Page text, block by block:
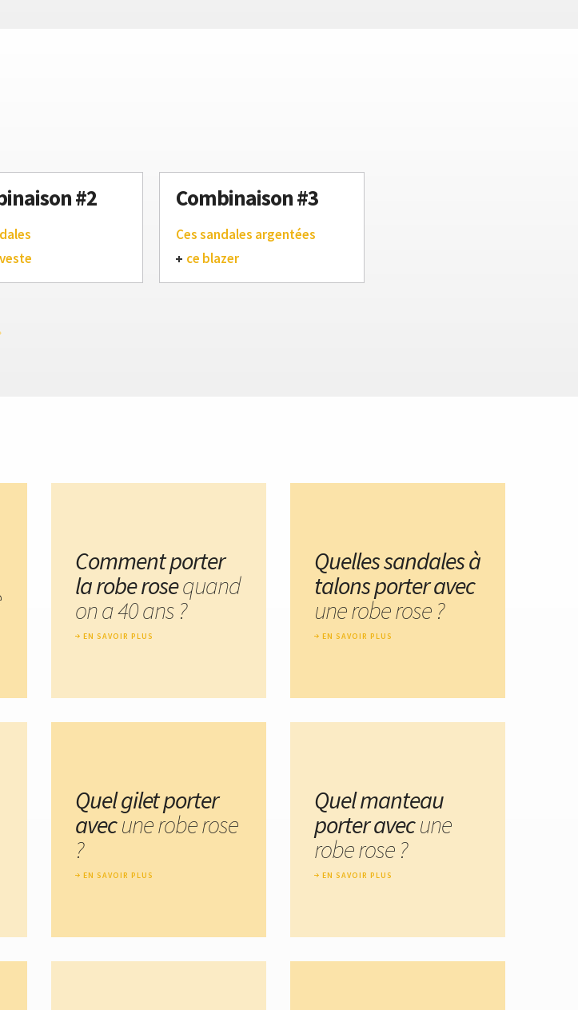
#2 Combinaison #3
Ces sandales argentées
ce blazer
Comment porter
la robe rosequand
on a 40 ans ?
EN SAVOIR PLUS
Quelles sandales à
talons porter avec
une robe rose ?
EN SAVOIR PLUS
Quel gilet porter
avecune robe rose
?
EN SAVOIR PLUS
Quel manteau
porter avecune
robe rose ?
EN SAVOIR PLUS